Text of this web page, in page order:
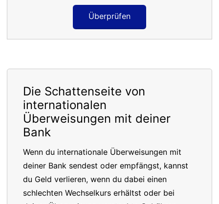
Überprüfen
Die Schattenseite von
internationalen
Überweisungen mit deiner
Bank
Wenn du internationale Überweisungen mit
deiner Bank sendest oder empfängst, kannst
du Geld verlieren, wenn du dabei einen
schlechten Wechselkurs erhältst oder bei